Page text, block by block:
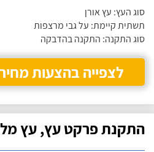
סוג העץ: עץ אורן
תשתית קיימת: על גבי מרצפות
סוג התקנה: התקנה בהדבקה
לצפייה בהצעות
התקנת פרקט עץ, עץ